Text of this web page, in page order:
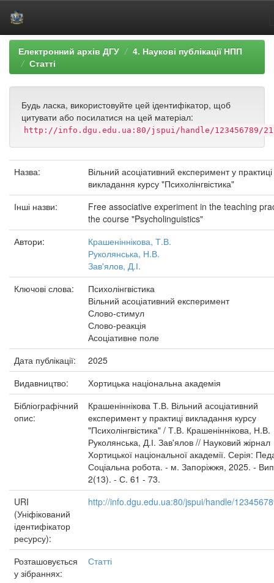
Skip
navigation
Електронний архів ДГУ
4. Наукові публікації НПП
Статті
Будь ласка, використовуйте цей ідентифікатор, щоб
цитувати або посилатися на цей матеріал:
http://info.dgu.edu.ua:80/jspui/handle/123456789/
Назва:
Вільний асоціативний експеримент у практиці
викладання курсу "Психолінгвістика"
Інші назви:
Free associative experiment in the teaching
the course "Psycholinguistics"
Автори:
Крашеніннікова, Т.В.
Руколянська, Н.В.
Зав'ялов, Д.І.
Ключові слова:
Психолінгвістика
Вільний асоціативний експеримент
Слово-стимул
Слово-реакція
Асоціативне поле
Дата публікації:
2025
Видавництво:
Хортицька національна академія
Бібліографічний
опис:
Крашеніннікова Т.В. Вільний асоціативний
експеримент у практиці викладання курсу
"Психолінгвістика" / Т.В. Крашеніннікова, Н.В.
Руколянська, Д.І. Зав'ялов // Науковий жірнал
Хортицької національної академії. Серія:
Соціальна робота. - м. Запоріжжя, 2025. -
2(13). - С. 61 - 73.
URI
(Уніфікований
ідентифікатор
ресурсу):
http://info.dgu.edu.ua:80/jspui/handle/
Розташовується
у зібраннях:
Статті